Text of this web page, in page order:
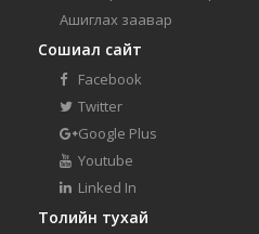
Ашиглах заавар
Сошиал сайт
Facebook
Twitter
Google Plus
Youtube
Linked In
Толийн тухай